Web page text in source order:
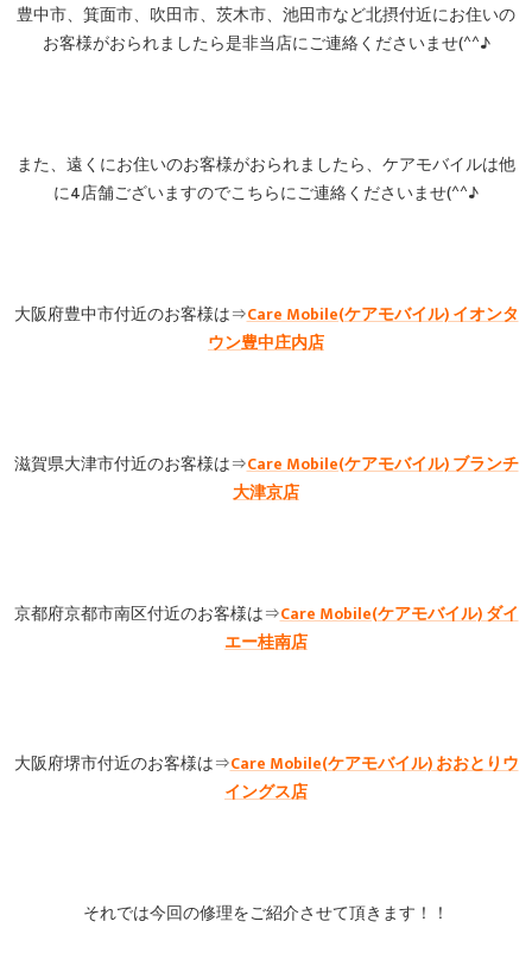
豊中市、箕面市、吹田市、茨木市、池田市など北摂付近にお住いの
お客様がおられましたら是非当店にご連絡くださいませ(^^♪
また、遠くにお住いのお客様がおられましたら、ケアモバイルは他
に4店舗ございますのでこちらにご連絡くださいませ(^^♪
大阪府豊中市付近のお客様は⇒Care Mobile(ケアモバイル)イオンタ
ウン豊中庄内店
滋賀県大津市付近のお客様は⇒Care Mobile(ケアモバイル) ブランチ
大津京店
京都府京都市南区付近のお客様は⇒Care Mobile(ケアモバイル)ダイ
エー桂南店
大阪府堺市付近のお客様は⇒Care Mobile(ケアモバイル)おおとりウ
イングス店
それでは今回の修理をご紹介させて頂きます！！